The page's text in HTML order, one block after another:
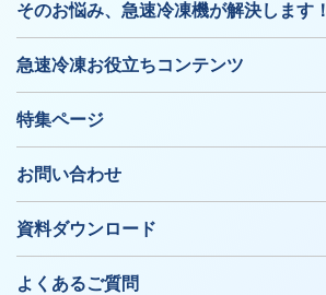
そのお悩み、急速冷凍機が解決します！
急速冷凍お役立ちコンテンツ
特集ページ
お問い合わせ
資料ダウンロード
よくあるご質問